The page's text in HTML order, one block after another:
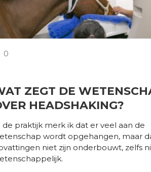
0
ZEGT DE
HEADSHAKING?
de praktijk merk ik dat er veel aan de
wordt opgehangen, maar
niet zijn onderbouwt, zelfs